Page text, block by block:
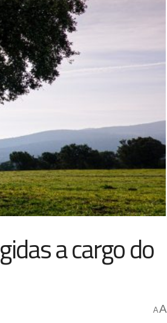
a cargo do
AA